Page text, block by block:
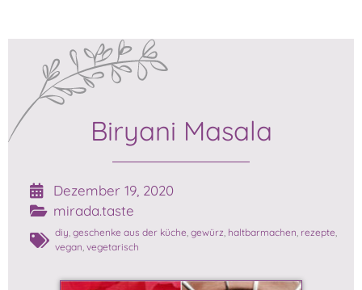
Biryani Masala
Dezember 19, 2020
mirada.taste
diy, geschenke aus der küche, gewürz, haltbarmachen, rezepte,
vegan, vegetarisch